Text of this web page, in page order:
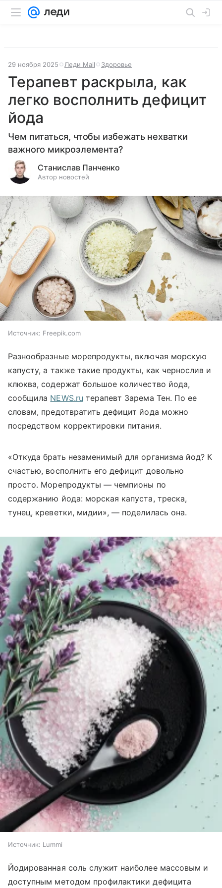
29 ноября 2025 Леди Mail Здоровье
Терапевт раскрыла, как
легко восполнить дефицит
йода
Чем питаться, чтобы избежать нехватки
важного микроэлемента?
Станислав Панченко
Автор новостей
Источник: Freepik.com
Разнообразные морепродукты, включая морскую
капусту, а также такие продукты, как чернослив и
клюква, содержат большое количество йода,
сообщила NEWS.ru терапевт Зарема Тен. По ее
словам, предотвратить дефицит йода можно
посредством корректировки питания.
«Откуда брать незаменимый для организма йод? К
счастью, восполнить его дефицит довольно
просто. Морепродукты — чемпионы по
содержанию йода: морская капуста, треска,
тунец, креветки, мидии», — поделилась она.
Источник: Lummi
Йодированная соль служит наиболее массовым и
доступным методом профилактики дефицита